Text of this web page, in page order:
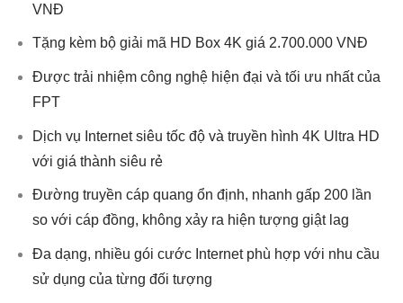
VNĐ
Tặng kèm bộ giải mã HD Box 4K giá 2.700.000 VNĐ
Được trải nhiệm công nghệ hiện đại và tối ưu nhất của
FPT
Dịch vụ Internet siêu tốc độ và truyền hình 4K Ultra HD
với giá thành siêu rẻ
Đường truyền cáp quang ổn định, nhanh gấp 200 lần
so với cáp đồng, không xảy ra hiện tượng giật lag
Đa dạng, nhiều gói cước Internet phù hợp với nhu cầu
sử dụng của từng đối tượng